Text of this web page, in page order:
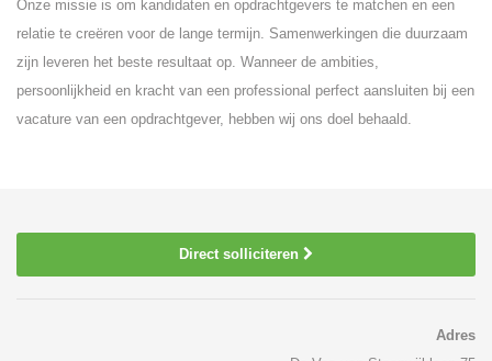
Onze missie is om kandidaten en opdrachtgevers te matchen en een
relatie te creëren voor de lange termijn. Samenwerkingen die duurzaam
zijn leveren het beste resultaat op. Wanneer de ambities,
persoonlijkheid en kracht van een professional perfect aansluiten bij een
vacature van een opdrachtgever, hebben wij ons doel behaald.
Direct solliciteren
Adres